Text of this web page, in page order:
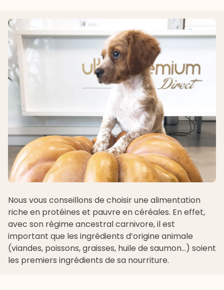
Nous vous conseillons de choisir une alimentation
riche en protéines et pauvre en céréales. En effet,
avec son régime ancestral carnivore, il est
important que les ingrédients d’origine animale
(viandes, poissons, graisses, huile de saumon…) soient
les premiers ingrédients de sa nourriture.